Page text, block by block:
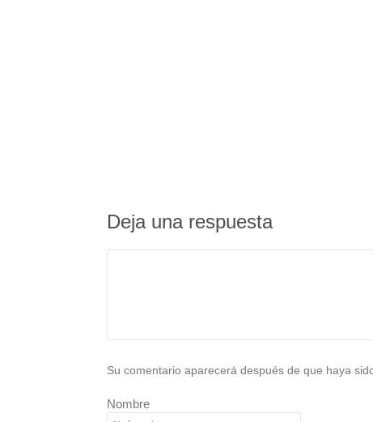
Deja una respuesta
Su comentario aparecerá después de que haya
Nombre